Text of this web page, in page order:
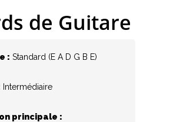
de Guitare
: Standard (E A D G B E)
Intermédiaire
principale :